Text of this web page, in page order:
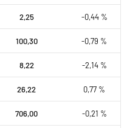
2,25 -0,44 %
100,30 -0,79 %
8,22 -2,14 %
26,22 0,77 %
706,00 -0,21 %